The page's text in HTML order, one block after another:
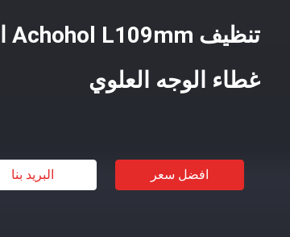
غطاء الوجه العلوي
افضل سعر البريد بنا